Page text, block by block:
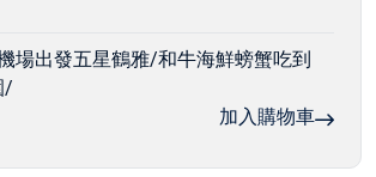
場出發五星鶴雅/和牛海鮮螃蟹吃到
/
加入購物車